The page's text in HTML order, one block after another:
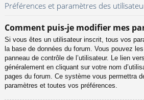
Préférences et paramètres des
Comment puis-je modifier mes
Si vous êtes un utilisateur inscrit, tous vos
la base de données du forum. Vous pouvez
panneau de contrôle de l’utilisateur. Le lien
généralement en cliquant sur votre nom
pages du forum. Ce système vous permettra
paramètres et toutes vos préférences.